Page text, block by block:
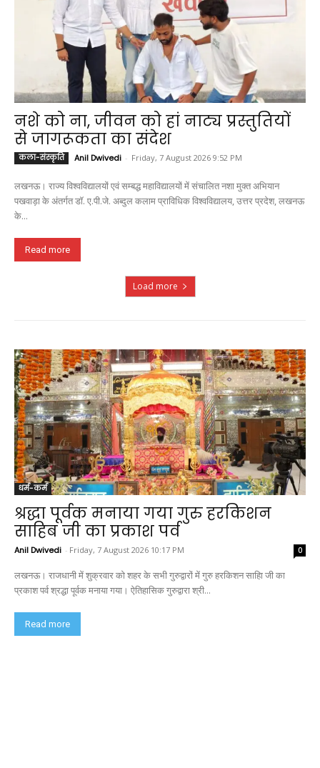
नशे को ना, जीवन को हां नाट्य प्रस्तुतियों
से जागरूकता का संदेश
कला-संस्कृति Anil Dwivedi - Friday, 7 August 2026 9:52 PM
लखनऊ। राज्य विश्वविद्यालयों एवं सम्बद्ध महाविद्यालयों में संचालित नशा मुक्त अभियान
पखवाड़ा के अंतर्गत डॉ. ए.पी.जे. अब्दुल कलाम प्राविधिक विश्वविद्यालय, उत्तर प्रदेश, लखनऊ
के...
Read more
Load more
धर्म-कर्म
श्रद्धा पूर्वक मनाया गया गुरु हरकिशन
साहिब जी का प्रकाश पर्व
Anil Dwivedi - Friday, 7 August 2026 10:17 PM 0
लखनऊ। राजधानी में शुक्रवार को शहर के सभी गुरुद्वारों में गुरु हरकिशन साहिा जी का
प्रकाश पर्व श्रद्धा पूर्वक मनाया गया। ऐतिहासिक गुरुद्वारा श्री...
Read more